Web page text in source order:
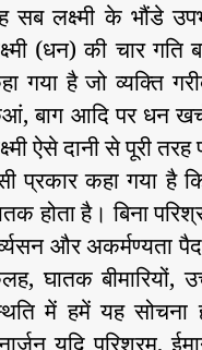
सब लक्ष्मी के भौंडे
(धन) की चार गति
गया है जो व्यक्ति
बाग आदि पर धन
ऐसे दानी से पूरी
प्रकार कहा गया है
होता है। बिना
और अकर्मण्यता
घातक बीमारियों,
में हमें यह सोचना
यदि परिश्रम,